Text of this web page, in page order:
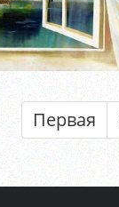
Первая